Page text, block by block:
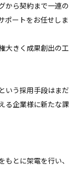
から契約まで一連の
ポートをお任せしま
大きく成果創出の工
いう採用手段はまだ
る企業様に新たな課
もとに架電を行い、